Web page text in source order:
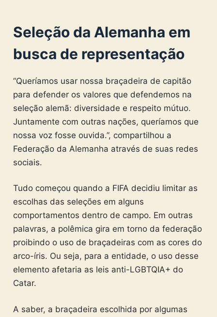
Seleção da Alemanha em
busca de representação
“Queríamos usar nossa braçadeira de capitão
para defender os valores que defendemos na
seleção alemã: diversidade e respeito mútuo.
Juntamente com outras nações, queríamos que
nossa voz fosse ouvida.”, compartilhou a
Federação da Alemanha através de suas redes
sociais.
Tudo começou quando a FIFA decidiu limitar as
escolhas das seleções em alguns
comportamentos dentro de campo. Em outras
palavras, a polêmica gira em torno da federação
proibindo o uso de braçadeiras com as cores do
arco-íris. Ou seja, para a entidade, o uso desse
elemento afetaria as leis anti-LGBTQIA+ do
Catar.
A saber, a braçadeira escolhida por algumas